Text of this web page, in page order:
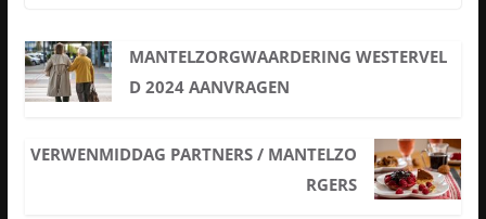
MANTELZORGWAARDERING WESTERVEL
D 2024 AANVRAGEN
VERWENMIDDAG PARTNERS / MANTELZO
RGERS